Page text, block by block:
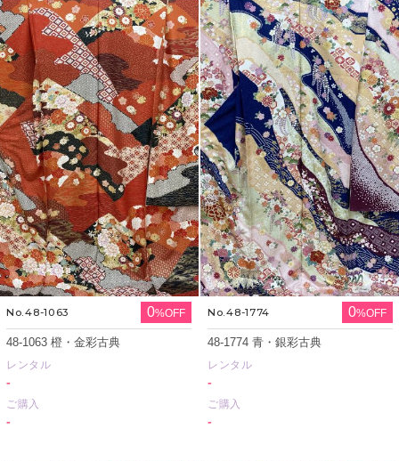
No.48-1063 0%OFF
48-1063 橙・金彩古典
レンタル
-
ご購入
-
No.48-1774 0%OFF
48-1774 青・銀彩古典
レンタル
-
ご購入
-